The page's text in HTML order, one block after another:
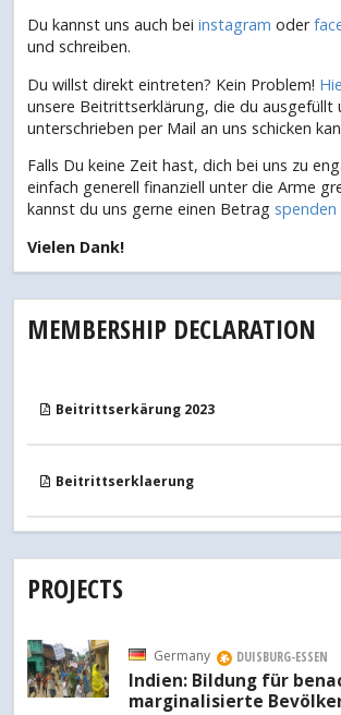
Du kannst uns auch bei instagram oder
und schreiben.
Du willst direkt eintreten? Kein Problem!
unsere Beitrittserklärung, die du ausgefüllt
unterschrieben per Mail an uns schicken
Falls Du keine Zeit hast, dich bei uns zu
einfach generell finanziell unter die Arme
kannst du uns gerne einen Betrag spenden
Vielen Dank!
MEMBERSHIP DECLARATION
Beitrittserkärung 2023
Beitrittserklaerung
PROJECTS
Germany DUISBURG-ESSEN
Indien: Bildung für
marginalisierte